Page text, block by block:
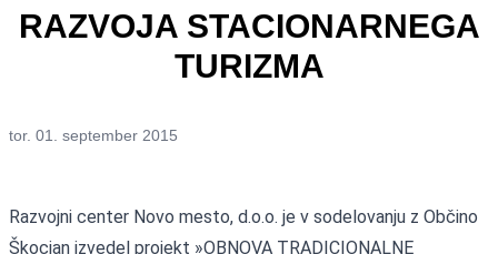
RAZVOJA STACIONARNEGA
TURIZMA
tor. 01. september 2015
Razvojni center Novo mesto, d.o.o. je v sodelovanju z Občino
Škocjan izvedel projekt »OBNOVA TRADICIONALNE